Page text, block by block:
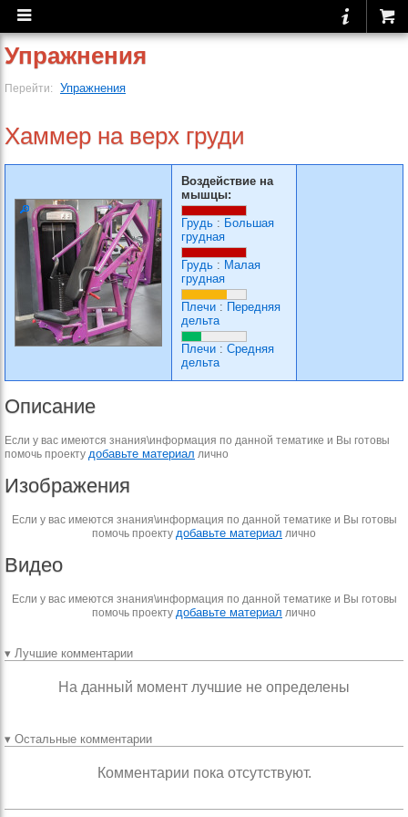
Упражнения
Перейти: Упражнения
Хаммер на верх груди
Воздействие на
мышцы:
Грудь : Большая
грудная
Грудь : Малая
грудная
Плечи : Передняя
дельта
Плечи : Средняя
дельта
Описание
Если у вас имеются знания\информация по данной тематике и Вы готовы
помочь проекту добавьте материал лично
Изображения
Если у вас имеются знания\информация по данной тематике и Вы готовы
помочь проекту добавьте материал лично
Видео
Если у вас имеются знания\информация по данной тематике и Вы готовы
помочь проекту добавьте материал лично
▾ Лучшие комментарии
На данный момент лучшие не определены
▾ Остальные комментарии
Комментарии пока отсутствуют.